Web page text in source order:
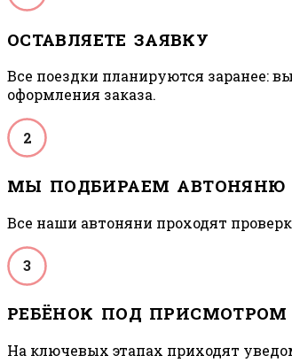
ОСТАВЛЯЕТЕ ЗАЯВКУ
Все поездки планируются заранее:
оформления заказа.
2
МЫ ПОДБИРАЕМ АВТОНЯНЮ
Все наши автоняни проходят
3
РЕБЁНОК ПОД ПРИСМОТРОМ
На ключевых этапах приходят